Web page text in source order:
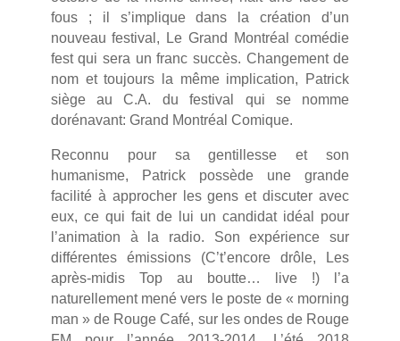
fous ; il s’implique dans la création d’un
nouveau festival, Le Grand Montréal comédie
fest qui sera un franc succès. Changement de
nom et toujours la même implication, Patrick
siège au C.A. du festival qui se nomme
dorénavant: Grand Montréal Comique.
Reconnu pour sa gentillesse et son
humanisme, Patrick possède une grande
facilité à approcher les gens et discuter avec
eux, ce qui fait de lui un candidat idéal pour
l’animation à la radio. Son expérience sur
différentes émissions (C’t’encore drôle, Les
après-midis Top au boutte… live !) l’a
naturellement mené vers le poste de « morning
man » de Rouge Café, sur les ondes de Rouge